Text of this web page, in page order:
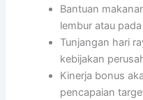
Bantuan
lembur atau
Tunjangan hari
kebijakan
Kinerja bonus
pencapaian